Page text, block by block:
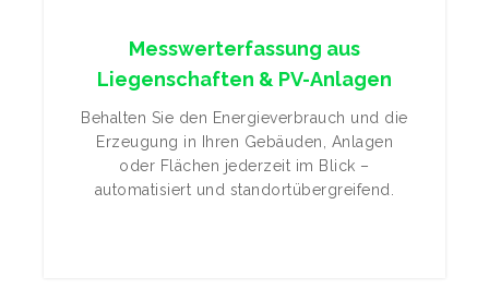
Messwerterfassung aus
Liegenschaften & PV-Anlagen
Behalten Sie den Energieverbrauch und die
Erzeugung in Ihren Gebäuden, Anlagen
oder Flächen jederzeit im Blick –
automatisiert und standortübergreifend.